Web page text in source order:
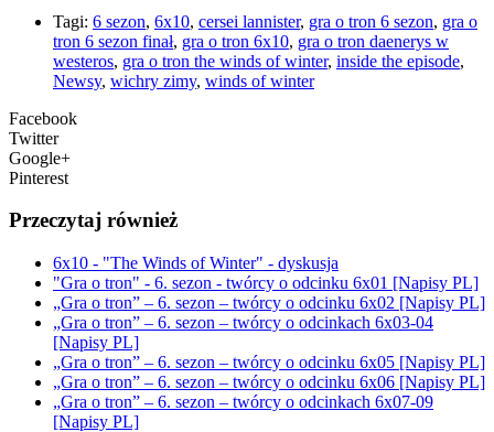
Tagi: 6 sezon, 6x10, cersei lannister, gra o tron 6 sezon, gra o
tron 6 sezon finał, gra o tron 6x10, gra o tron daenerys w
westeros, gra o tron the winds of winter, inside the episode,
Newsy, wichry zimy, winds of winter
Facebook
Twitter
Google+
Pinterest
Przeczytaj również
6x10 - "The Winds of Winter" - dyskusja
"Gra o tron" - 6. sezon - twórcy o odcinku 6x01 [Napisy PL]
„Gra o tron” – 6. sezon – twórcy o odcinku 6x02 [Napisy PL]
„Gra o tron” – 6. sezon – twórcy o odcinkach 6x03-04
[Napisy PL]
„Gra o tron” – 6. sezon – twórcy o odcinku 6x05 [Napisy PL]
„Gra o tron” – 6. sezon – twórcy o odcinku 6x06 [Napisy PL]
„Gra o tron” – 6. sezon – twórcy o odcinkach 6x07-09
[Napisy PL]